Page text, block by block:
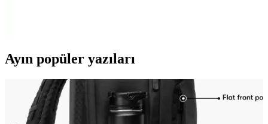
Ayın popüler yazıları